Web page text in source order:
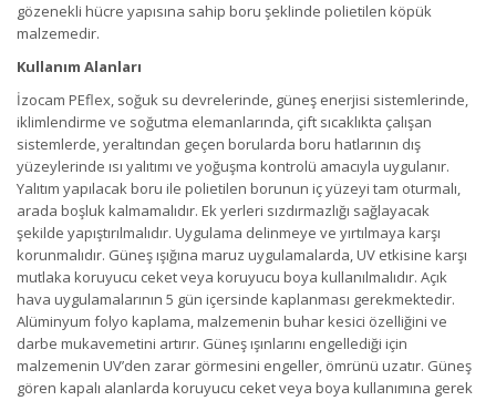
gözenekli hücre yapısına sahip boru şeklinde polietilen köpük
malzemedir.
Kullanım Alanları
İzocam PEflex, soğuk su devrelerinde, güneş enerjisi sistemlerinde,
iklimlendirme ve soğutma elemanlarında, çift sıcaklıkta çalışan
sistemlerde, yeraltından geçen borularda boru hatlarının dış
yüzeylerinde ısı yalıtımı ve yoğuşma kontrolü amacıyla uygulanır.
Yalıtım yapılacak boru ile polietilen borunun iç yüzeyi tam oturmalı,
arada boşluk kalmamalıdır. Ek yerleri sızdırmazlığı sağlayacak
şekilde yapıştırılmalıdır. Uygulama delinmeye ve yırtılmaya karşı
korunmalıdır. Güneş ışığına maruz uygulamalarda, UV etkisine karşı
mutlaka koruyucu ceket veya koruyucu boya kullanılmalıdır. Açık
hava uygulamalarının 5 gün içersinde kaplanması gerekmektedir.
Alüminyum folyo kaplama, malzemenin buhar kesici özelliğini ve
darbe mukavemetini artırır. Güneş ışınlarını engellediği için
malzemenin UV’den zarar görmesini engeller, ömrünü uzatır. Güneş
gören kapalı alanlarda koruyucu ceket veya boya kullanımına gerek